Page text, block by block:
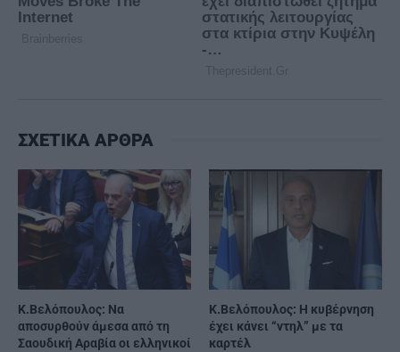
ΣΧΕΤΙΚΑ ΑΡΘΡΑ
Κ.Βελόπουλος: Να
αποσυρθούν άμεσα από τη
Σαουδική Αραβία οι ελληνικοί
Κ.Βελόπουλος: Η κυβέρνηση
έχει κάνει “ντηλ” με τα
καρτέλ